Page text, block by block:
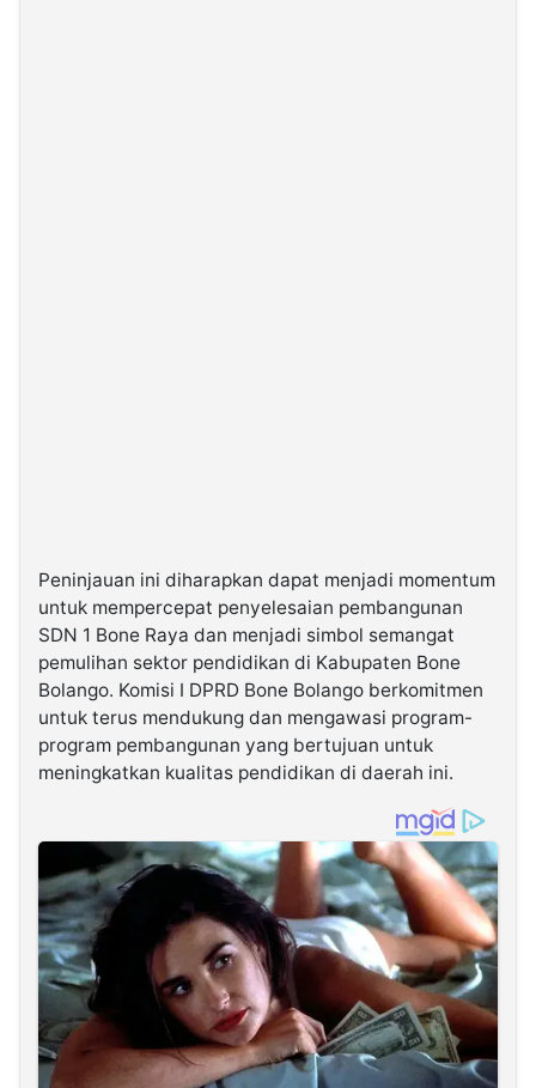
Peninjauan ini diharapkan dapat menjadi momentum
untuk mempercepat penyelesaian pembangunan
SDN 1 Bone Raya dan menjadi simbol semangat
pemulihan sektor pendidikan di Kabupaten Bone
Bolango. Komisi I DPRD Bone Bolango berkomitmen
untuk terus mendukung dan mengawasi program-
program pembangunan yang bertujuan untuk
meningkatkan kualitas pendidikan di daerah ini.